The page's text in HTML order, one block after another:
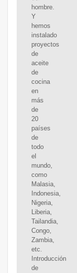
hombre.
Y
hemos
instalado
proyectos
de
aceite
de
cocina
en
más
de
20
países
de
todo
el
mundo,
como
Malasia,
Indonesia,
Nigeria,
Liberia,
Tailandia,
Congo,
Zambia,
etc.
Introducción
de